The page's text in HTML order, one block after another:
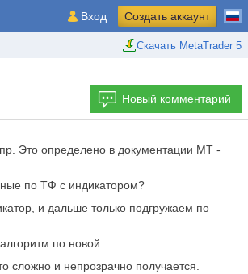
Скачать MetaTrader 5
Вход Создать аккаунт
Новый комментарий
Это определено в документации МТ -
по ТФ с индикатором?
и дальше только подгружаем по
по новой.
сложно и непрозрачно получается.